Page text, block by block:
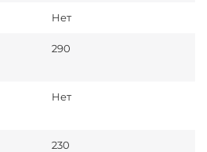
Нет
290
Нет
230